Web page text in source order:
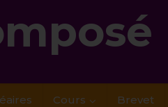
Cours Brevet